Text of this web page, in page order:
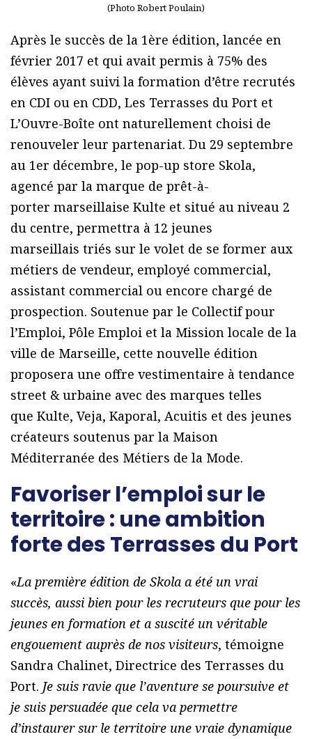
(Photo Robert Poulain)
Après le succès de la 1ère édition, lancée en
février 2017 et qui avait permis à 75% des
élèves ayant suivi la formation d’être recrutés
en CDI ou en CDD, Les Terrasses du Port et
L’Ouvre-Boîte ont naturellement choisi de
renouveler leur partenariat. Du 29 septembre
au 1er décembre, le pop-up store Skola,
agencé par la marque de prêt-à-
porter marseillaise Kulte et situé au niveau 2
du centre, permettra à 12 jeunes
marseillais triés sur le volet de se former aux
métiers de vendeur, employé commercial,
assistant commercial ou encore chargé de
prospection. Soutenue par le Collectif pour
l’Emploi, Pôle Emploi et la Mission locale de la
ville de Marseille, cette nouvelle édition
proposera une offre vestimentaire à tendance
street & urbaine avec des marques telles
que Kulte, Veja, Kaporal, Acuitis et des jeunes
créateurs soutenus par la Maison
Méditerranée des Métiers de la Mode.
Favoriser l’emploi sur le
territoire : une ambition
forte des Terrasses du Port
«La première édition de Skola a été un vrai
succès, aussi bien pour les recruteurs que pour les
jeunes en formation et a suscité un véritable
engouement auprès de nos visiteurs, témoigne
Sandra Chalinet, Directrice des Terrasses du
Port. Je suis ravie que l’aventure se poursuive et
je suis persuadée que cela va permettre
d’instaurer sur le territoire une vraie dynamique